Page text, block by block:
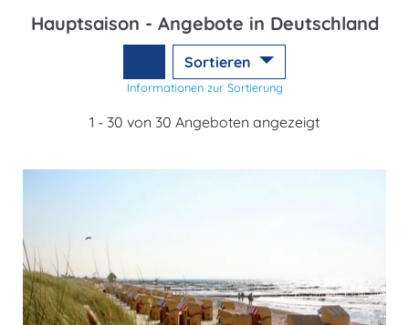
Hauptsaison - Angebote in Deutschland
Sortieren
Informationen zur Sortierung
1 - 30 von 30 Angeboten angezeigt